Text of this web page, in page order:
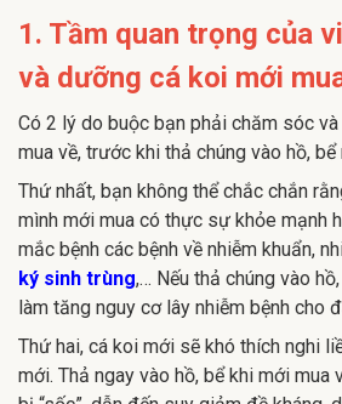
1. Tầm quan trọng của
và dưỡng cá koi mới
Có 2 lý do buộc bạn phải chăm sóc
mua về, trước khi thả chúng vào hồ, bể
Thứ nhất, bạn không thể chắc chắn
mình mới mua có thực sự khỏe mạnh
mắc bệnh các bệnh về nhiễm khuẩn,
ký sinh trùng,… Nếu thả chúng vào
làm tăng nguy cơ lây nhiễm bệnh cho
Thứ hai, cá koi mới sẽ khó thích nghi
mới. Thả ngay vào hồ, bể khi mới mua